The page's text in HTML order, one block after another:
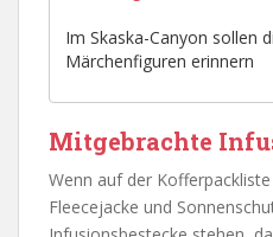
Im Skaska-Canyon sollen
Märchenfiguren erinnern
Mitgebrachte
Wenn auf der
Fleecejacke und